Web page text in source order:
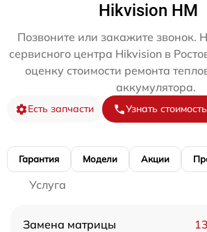
Hikvision HM
Позвоните или закажите звонок.
сервисного центра Hikvision в
оценку стоимости ремонта
аккумулятора.
Есть запчасти Узнать стоимость
Гарантия Модели Акции
Услуга
Замена матрицы